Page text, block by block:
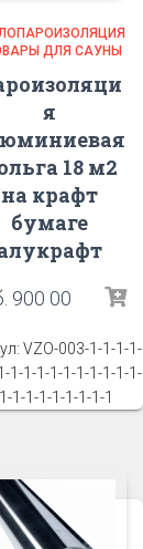
ДЛЯ САУНЫ
я
18 м2
на крафт
бумаге
900 00
VZO-003-1-1-1-1-
1-1-1-1-1-1-1-1-1-1-
1-1-1-1-1-1-1-1